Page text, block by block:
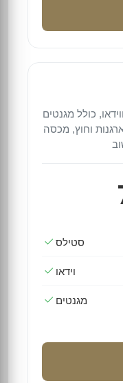
כולל מגנטים
וחוץ, מכסה
סטילס
וידאו
מגנטים